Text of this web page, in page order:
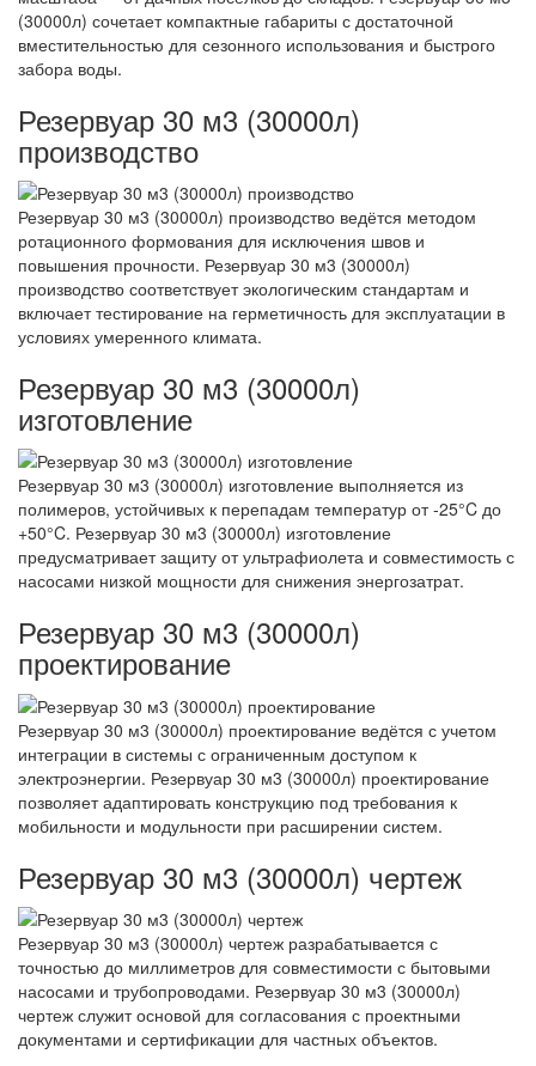
(30000л) сочетает компактные габариты с достаточной
вместительностью для сезонного использования и быстрого
забора воды.
Резервуар 30 м3 (30000л)
производство
Резервуар 30 м3 (30000л) производство ведётся методом
ротационного формования для исключения швов и
повышения прочности. Резервуар 30 м3 (30000л)
производство соответствует экологическим стандартам и
включает тестирование на герметичность для эксплуатации в
условиях умеренного климата.
Резервуар 30 м3 (30000л)
изготовление
Резервуар 30 м3 (30000л) изготовление выполняется из
полимеров, устойчивых к перепадам температур от -25°C до
+50°C. Резервуар 30 м3 (30000л) изготовление
предусматривает защиту от ультрафиолета и совместимость с
насосами низкой мощности для снижения энергозатрат.
Резервуар 30 м3 (30000л)
проектирование
Резервуар 30 м3 (30000л) проектирование ведётся с учетом
интеграции в системы с ограниченным доступом к
электроэнергии. Резервуар 30 м3 (30000л) проектирование
позволяет адаптировать конструкцию под требования к
мобильности и модульности при расширении систем.
Резервуар 30 м3 (30000л) чертеж
Резервуар 30 м3 (30000л) чертеж разрабатывается с
точностью до миллиметров для совместимости с бытовыми
насосами и трубопроводами. Резервуар 30 м3 (30000л)
чертеж служит основой для согласования с проектными
документами и сертификации для частных объектов.